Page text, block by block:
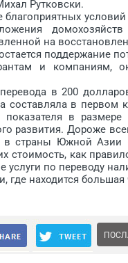
Рутковски.
на
поддержание
и компаниям,
в 200
составляла в первом
в
развития. Дороже
страны Южной Азии
стоимость, как
по переводу
находится большая